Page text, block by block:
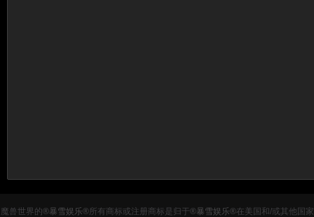
魔兽世界的®暴雪娱乐®所有商标或注册商标是归于®暴雪娱乐®在美国和/或其他国